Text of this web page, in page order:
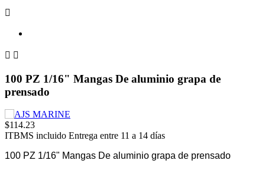

 
100 PZ 1/16" Mangas De aluminio grapa de
prensado
$114.23
ITBMS incluido Entrega entre 11 a 14 días
100 PZ 1/16" Mangas De aluminio grapa de prensado